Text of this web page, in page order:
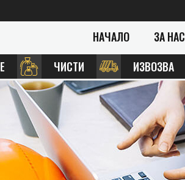
НАЧАЛО ЗА НАС
ЧИСТИ ИЗВОЗВА